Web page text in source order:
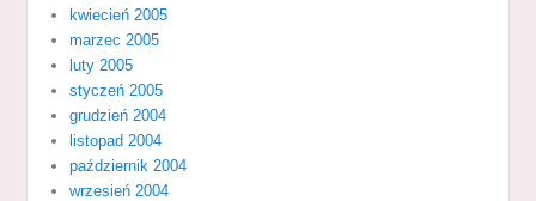
kwiecień 2005
marzec 2005
luty 2005
styczeń 2005
grudzień 2004
listopad 2004
październik 2004
wrzesień 2004